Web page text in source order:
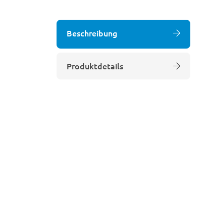
Beschreibung
Produktdetails